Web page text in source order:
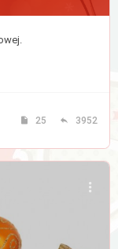
25 3952